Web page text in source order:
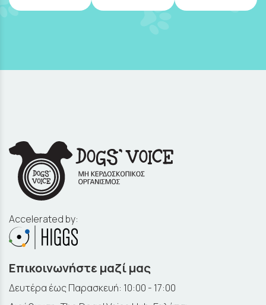
Accelerated by:
Επικοινωνήστε μαζί μας
Δευτέρα έως Παρασκευή: 10:00 - 17:00